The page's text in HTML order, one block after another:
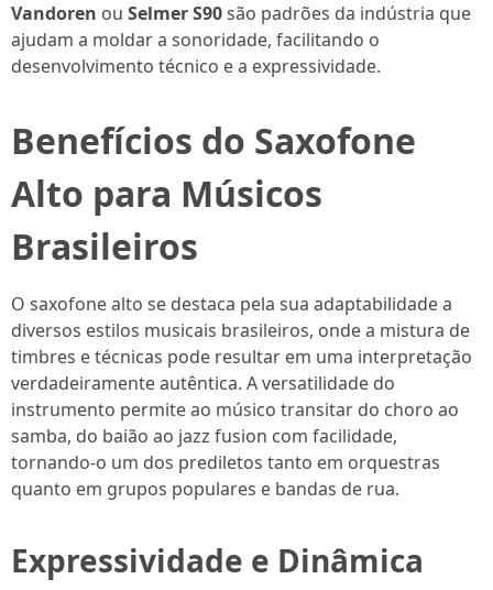
Vandoren ou Selmer S90são padrões da indústria que
ajudam a moldar a sonoridade, facilitando o
desenvolvimento técnico e a expressividade.
Benefícios do Saxofone
Alto para Músicos
Brasileiros
O saxofone alto se destaca pela sua adaptabilidade a
diversos estilos musicais brasileiros, onde a mistura de
timbres e técnicas pode resultar em uma interpretação
verdadeiramente autêntica. A versatilidade do
instrumento permite ao músico transitar do choro ao
samba, do baião ao jazz fusion com facilidade,
tornando-o um dos prediletos tanto em orquestras
quanto em grupos populares e bandas de rua.
Expressividade e Dinâmica